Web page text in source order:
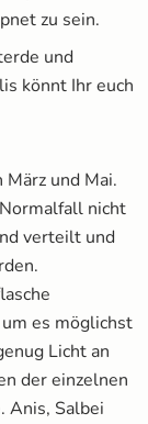
zu sein.
und
könnt Ihr euch
und Mai.
nicht
verteilt und
es möglichst
Licht an
der einzelnen
Anis, Salbei